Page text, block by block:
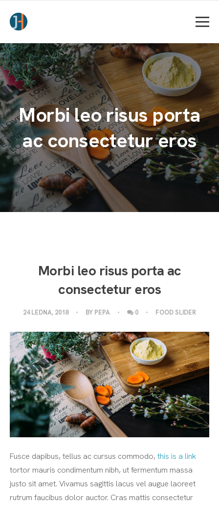
Morbi leo risus porta
ac consectetur eros
Morbi leo risus porta ac
consectetur eros
24 LEDNA, 2018 BY PEPA 0 FOOD SLIDER
Fusce dapibus, tellus ac cursus commodo, this is a link
tortor mauris condimentum nibh, ut fermentum massa
justo sit amet. Vivamus sagittis lacus vel augue laoreet
rutrum faucibus dolor auctor. Cras mattis consectetur